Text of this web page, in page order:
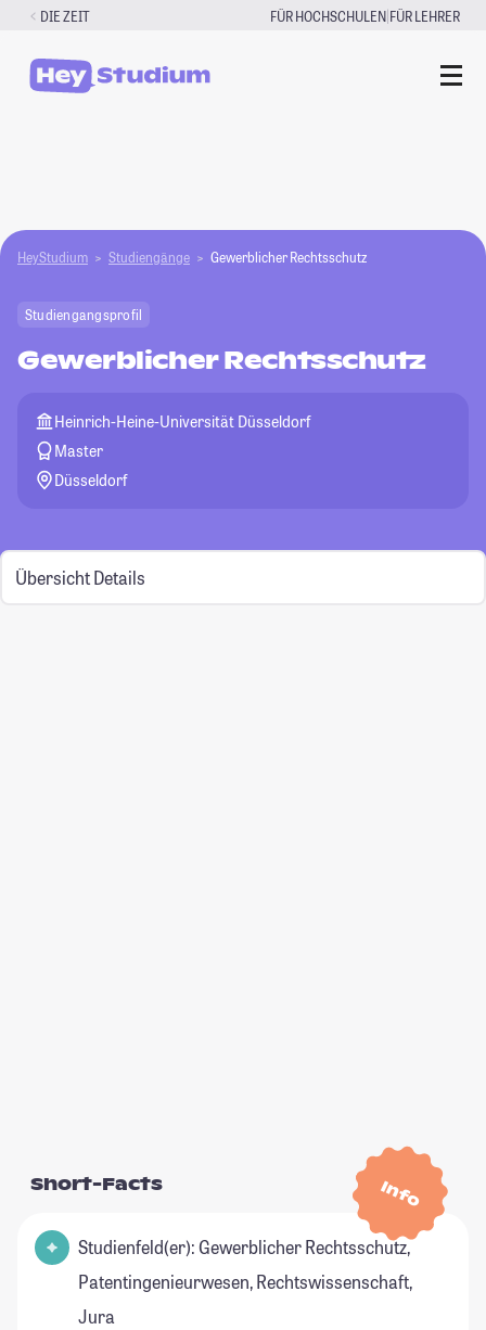
Zum
springen
DIE ZEIT FÜR HOCHSCHULEN|FÜR LEHRER
HeyStudium Studiengänge Gewerblicher Rechtsschutz
Studiengangsprofil
Gewerblicher Rechtsschutz
Heinrich-Heine-Universität Düsseldorf
Master
Düsseldorf
Übersicht Details
Info
Short-Facts
Studienfeld(er): Gewerblicher Rechtsschutz,
Patentingenieurwesen, Rechtswissenschaft,
Jura